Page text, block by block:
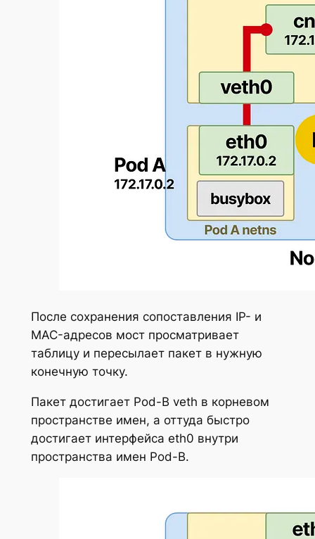
После сохранения сопоставления IP- и
MAC-адресов мост просматривает
таблицу и пересылает пакет в нужную
конечную точку.
Пакет достигает Pod-B veth в корневом
пространстве имен, а оттуда быстро
достигает интерфейса eth0 внутри
пространства имен Pod-B.